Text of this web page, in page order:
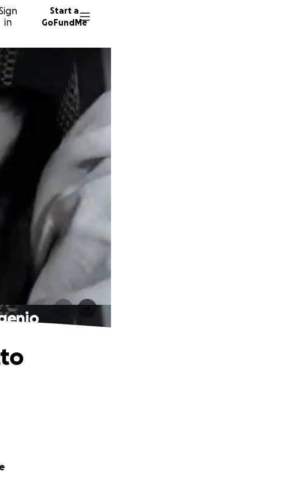
in
Start a
GoFundMe